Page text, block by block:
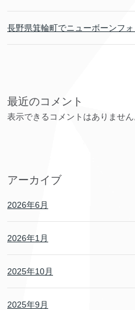
長野県箕輪町でニューボーンフ
最近のコメント
表示できるコメントはありません
アーカイブ
2026年6月
2026年1月
2025年10月
2025年9月